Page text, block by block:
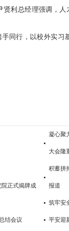
利总经理强调，
同行，以校外实习
正式揭牌成
结会议
凝心聚
大会隆
积蓄拼
报道
筑牢安
平安迎